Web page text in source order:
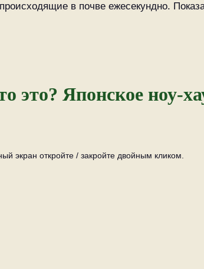
в почве ежесекундно.
это? Японское ноу-
экран откройте / закройте двойным кликом.